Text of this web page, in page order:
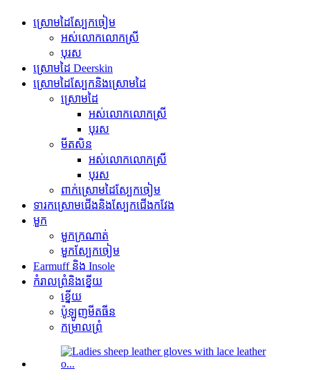
ស្រោមដៃស្បែកចៀម
អស់លោកលោកស្រី
បុរស
ស្រោមដៃ Deerskin
ស្រោមដៃស្បែកនិងស្រោមដៃ
ស្រោមដៃ
អស់លោកលោកស្រី
បុរស
មីតសិន
អស់លោកលោកស្រី
បុរស
ពាក់ស្រោមដៃស្បែកចៀម
ទារកស្រោមជើងនិងស្បែកជើងកវែង
មួក
មួកក្រណាត់
មួកស្បែកចៀម
Earmuff និង Insole
កំរាលព្រំនិងខ្នើយ
ខ្នើយ
ប៉ូឡូញមីតធីន
កម្រាលព្រំ